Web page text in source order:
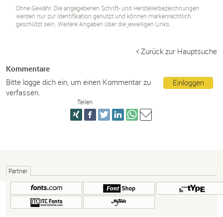
Ohne Gewähr. Die angegebenen Schrift- und Herstellerbezeichnungen
werden nur zur Identifikation genutzt und können markenrechtlich
geschützt sein. Weitere Angaben über die jeweiligen Links.
Zurück zur Hauptsuche
Kommentare
Einloggen
Bitte logge dich ein, um einen Kommentar zu
verfassen.
Teilen
Partner